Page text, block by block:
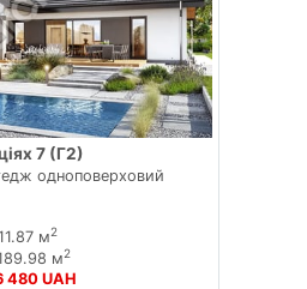
7 (Г2)
одноповерховий
м2
м2
480 UAH